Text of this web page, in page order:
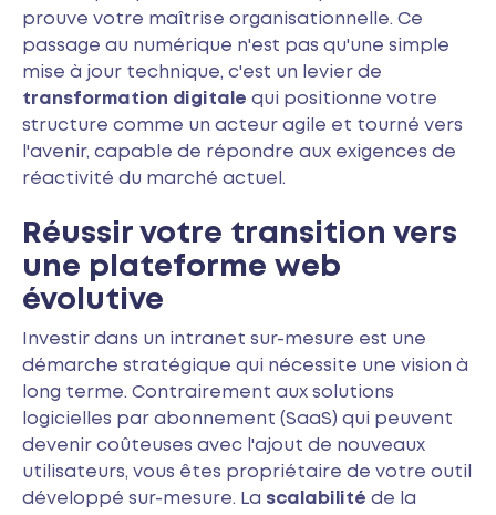
prouve votre maîtrise organisationnelle. Ce
passage au numérique n'est pas qu'une simple
mise à jour technique, c'est un levier de
transformation digitale qui positionne votre
structure comme un acteur agile et tourné vers
l'avenir, capable de répondre aux exigences de
réactivité du marché actuel.
Réussir votre transition vers
une plateforme web
évolutive
Investir dans un intranet sur-mesure est une
démarche stratégique qui nécessite une vision à
long terme. Contrairement aux solutions
logicielles par abonnement (SaaS) qui peuvent
devenir coûteuses avec l'ajout de nouveaux
utilisateurs, vous êtes propriétaire de votre outil
développé sur-mesure. La scalabilité de la